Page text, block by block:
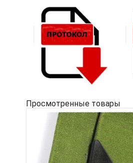
Просмотренные товары